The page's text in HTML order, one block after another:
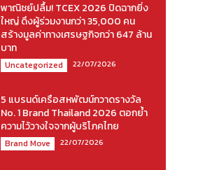
พาณิชย์ปลื้ม! TCEX 2026 ปิดฉากยิ่ง
ใหญ่ ดึงผู้ร่วมงานกว่า 35,000 คน
สร้างมูลค่าทางเศรษฐกิจกว่า 647 ล้าน
บาท
Uncategorized 22/07/2026
5 แบรนด์เครือสหพัฒน์กวาดรางวัล
No. 1 Brand Thailand 2026 ตอกย้ำ
ความไว้วางใจจากผู้บริโภคไทย
Brand Move 22/07/2026